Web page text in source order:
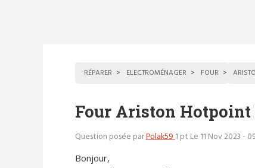
RÉPARER ELECTROMÉNAGER FOUR
Four Ariston Hotpoint
Question posée parPolak591 pt Le 11 Nov 2023 -
Bonjour,